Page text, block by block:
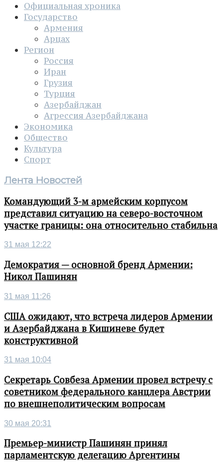
Официальная хроника
Государство
Армения
Арцах
Регион
Россия
Иран
Грузия
Турция
Азербайджан
Агрессия Азербайджана
Экономика
Общество
Культура
Спорт
Лента Новостей
Командующий 3-м армейским корпусом
представил ситуацию на северо-восточном
участке границы: она относительно стабильна
31 мая 12:22
Демократия — основной бренд Армении:
Никол Пашинян
31 мая 11:26
США ожидают, что встреча лидеров Армении
и Азербайджана в Кишиневе будет
конструктивной
31 мая 10:04
Секретарь Совбеза Армении провел встречу с
советником федерального канцлера Австрии
по внешнеполитическим вопросам
30 мая 20:31
Премьер-министр Пашинян принял
парламентскую делегацию Аргентины